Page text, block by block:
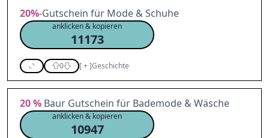
20%-Gutschein für Mode & Schuhe
anklicken & kopieren
11173
0 [+]Geschichte
20 % Baur Gutschein für Bademode & Wäsche
anklicken & kopieren
10947